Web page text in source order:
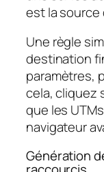
est la source
Une règle
destination
paramètres,
cela, cliquez
que les
navigateur
Génération